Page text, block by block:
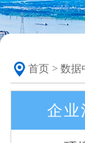
首页 > 数据
企业